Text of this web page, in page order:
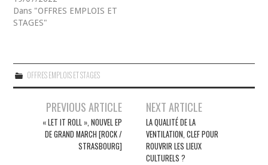
Dans "OFFRES EMPLOIS ET
STAGES"
OFFRES EMPLOIS ET STAGES
Navigation
articles
PREVIOUS ARTICLE
« LET IT ROLL », NOUVEL EP
DE GRAND MARCH [ROCK /
STRASBOURG]
NEXT ARTICLE
LA QUALITÉ DE LA
VENTILATION, CLEF POUR
ROUVRIR LES LIEUX
CULTURELS ?